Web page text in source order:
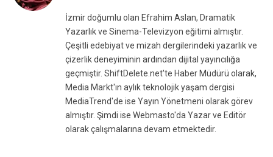
İzmir doğumlu olan Efrahim Aslan, Dramatik
Yazarlık ve Sinema-Televizyon eğitimi almıştır.
Çeşitli edebiyat ve mizah dergilerindeki yazarlık ve
çizerlik deneyiminin ardından dijital yayıncılığa
geçmiştir. ShiftDelete.net'te Haber Müdürü olarak,
Media Markt'ın aylık teknolojik yaşam dergisi
MediaTrend'de ise Yayın Yönetmeni olarak görev
almıştır. Şimdi ise Webmasto'da Yazar ve Editör
olarak çalışmalarına devam etmektedir.